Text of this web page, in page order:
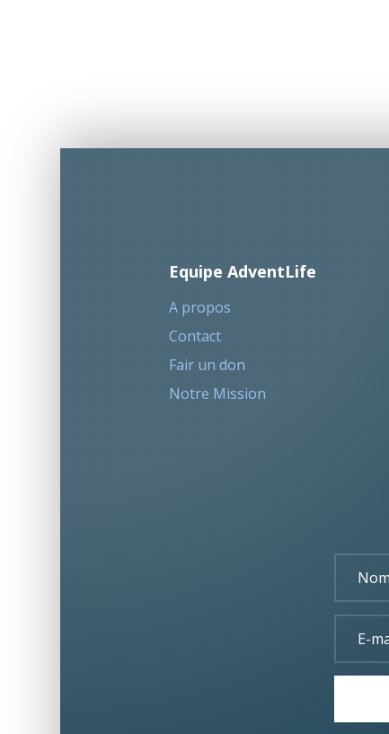
Equipe AdventLife
A propos
Contact
Fair un don
Notre Mission